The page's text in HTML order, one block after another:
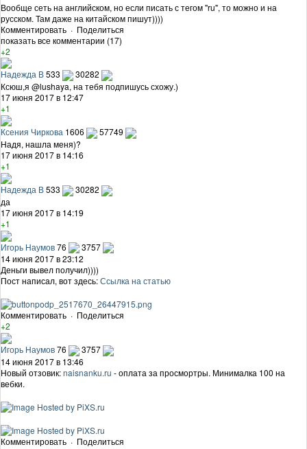
Вообще сеть на английском, но если писать с тегом "ru", то можно и на
русском. Там даже на китайском пишут))))
Комментировать · Поделиться
показать все комментарии (17)
+2
Надежда В533
30282
Ксюш,я @lushaya, на тебя подпишусь схожу.)
17 июня 2017 в 12:47
+1
Ксения Чиркова 1606
57749
Надя, нашла меня)?
17 июня 2017 в 14:16
+1
Надежда В533
30282
да
17 июня 2017 в 14:19
+1
Игорь Наумов76
3757
14 июня 2017 в 23:12
Деньги вывел получил))))
Пост написал, вот здесь:Ссылка на статью
Комментировать · Поделиться
+2
Игорь Наумов76
3757
14 июня 2017 в 13:46
Новый отзовик:naisnanku.ru - оплата за просмортры. Минималка 100 на
вебки.
Комментировать · Поделиться